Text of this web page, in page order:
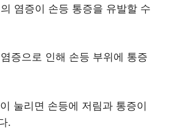
염증이 손등 통증을 유발할 수
증으로 인해 손등 부위에 통증
눌리면 손등에 저림과 통증이
.